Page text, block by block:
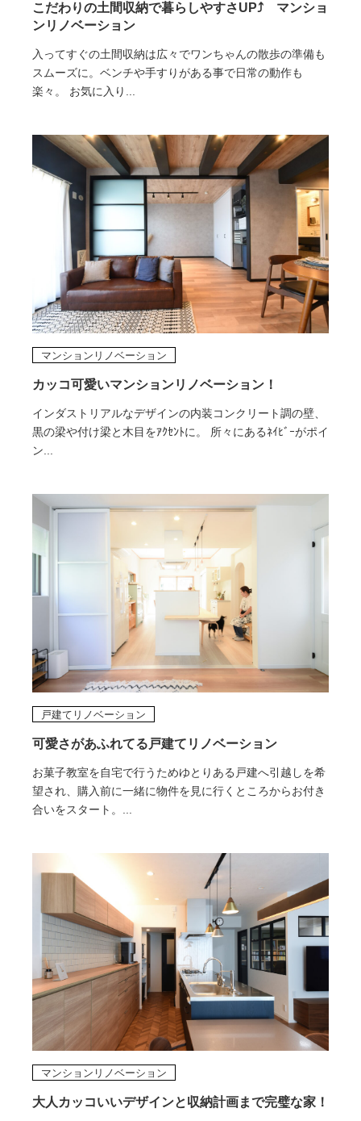
こだわりの土間収納で暮らしやすさUP⤴ マンショ
ンリノベーション
入ってすぐの土間収納は広々でワンちゃんの散歩の準備も
スムーズに。ベンチや手すりがある事で日常の動作も
楽々。 お気に入り...
カッコ可愛いマンションリノベーション！
インダストリアルなデザインの内装コンクリート調の壁、
黒の梁や付け梁と木目をｱｸｾﾝﾄに。 所々にあるﾈｲﾋﾞｰがポイ
ン...
マンションリノベーション
可愛さがあふれてる戸建てリノベーション
お菓子教室を自宅で行うためゆとりある戸建へ引越しを希
望され、購入前に一緒に物件を見に行くところからお付き
合いをスタート。...
戸建てリノベーション
大人カッコいいデザインと収納計画まで完璧な家！
マンションリノベーション